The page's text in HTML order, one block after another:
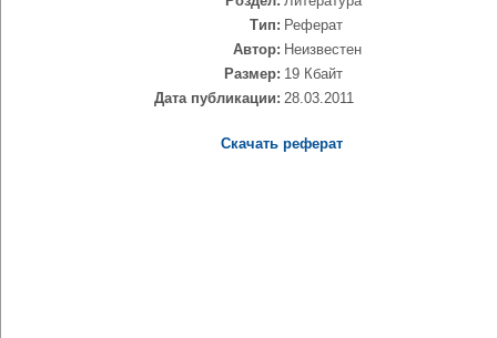
Тип: Реферат
Автор: Неизвестен
Размер: 19 Кбайт
Дата публикации: 28.03.2011
Скачать реферат